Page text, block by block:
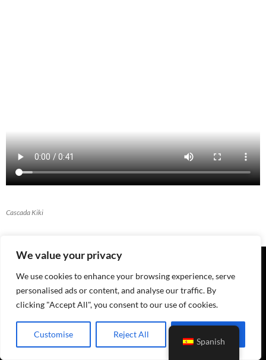
We value your privacy
We use cookies to enhance your browsing experience, serve
personalised ads or content, and analyse our traffic. By
clicking "Accept All", you consent to our use of cookies.
Customise Reject All
Cascada Kiki
Spanish